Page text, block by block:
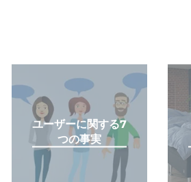
ユーザーに関する7
つの事実